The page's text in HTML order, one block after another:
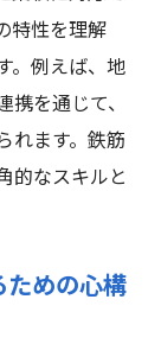
特性を理解
。例えば、地
を通じて、
れます。鉄筋
的なスキルと
めの心構